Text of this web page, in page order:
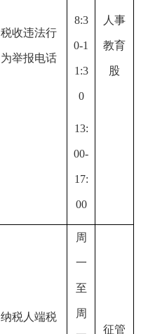
税收违法行
为举报电话
8:3
0-1
1:3
0
13:
00-
17:
00
人事
教育
股
纳税人端税
周
一
至
周
征管